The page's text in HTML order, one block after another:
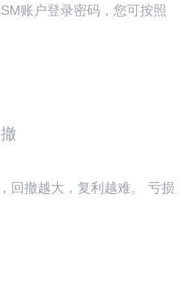
账户登录密码，您可按照
回撤越大，复利越难。 亏损